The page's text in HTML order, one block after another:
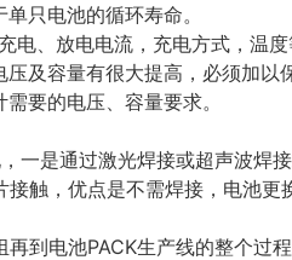
只电池的循环寿命。
、放电电流，充电方式，温度
及容量有很大提高，必须加以
要的电压、容量要求。
一是通过激光焊接或超声波焊
触，优点是不需焊接，电池更
到电池PACK生产线的整个过